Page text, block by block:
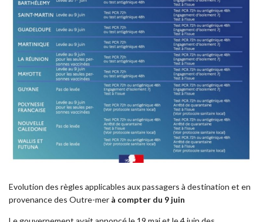
Evolution des règles applicables aux passagers à destination et en
provenance des Outre-mer à compter du 9 juin